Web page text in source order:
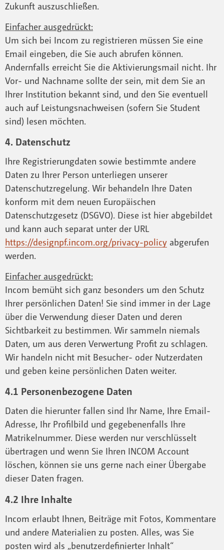
Zukunft auszuschließen.
Einfacher ausgedrückt:
Um sich bei Incom zu registrieren müssen Sie eine
Email eingeben, die Sie auch abrufen können.
Andernfalls erreicht Sie die Aktivierungsmail nicht. Ihr
Vor- und Nachname sollte der sein, mit dem Sie an
Ihrer Institution bekannt sind, und den Sie eventuell
auch auf Leistungsnachweisen (sofern Sie Student
sind) lesen möchten.
4. Datenschutz
Ihre Registrierungdaten sowie bestimmte andere
Daten zu Ihrer Person unterliegen unserer
Datenschutzregelung. Wir behandeln Ihre Daten
konform mit dem neuen Europäischen
Datenschutzgesetz (DSGVO). Diese ist hier abgebildet
und kann auch separat unter der URL
https://designpf.incom.org/privacy-policy abgerufen
werden.
Einfacher ausgedrückt:
Incom bemüht sich ganz besonders um den Schutz
Ihrer persönlichen Daten! Sie sind immer in der Lage
über die Verwendung dieser Daten und deren
Sichtbarkeit zu bestimmen. Wir sammeln niemals
Daten, um aus deren Verwertung Profit zu schlagen.
Wir handeln nicht mit Besucher- oder Nutzerdaten
und geben keine persönlichen Daten weiter.
4.1 Personenbezogene Daten
Daten die hierunter fallen sind Ihr Name, Ihre Email-
Adresse, Ihr Profilbild und gegebenenfalls Ihre
Matrikelnummer. Diese werden nur verschlüsselt
übertragen und wenn Sie Ihren INCOM Account
löschen, können sie uns gerne nach einer Übergabe
dieser Daten fragen.
4.2 Ihre Inhalte
Incom erlaubt Ihnen, Beiträge mit Fotos, Kommentare
und andere Materialien zu posten. Alles, was Sie
posten wird als „benutzerdefinierter Inhalt“